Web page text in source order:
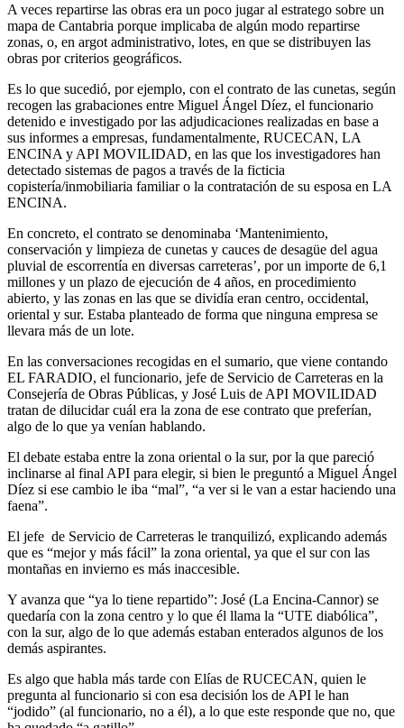
A veces repartirse las obras era un poco jugar al estratego sobre un
mapa de Cantabria porque implicaba de algún modo repartirse
zonas, o, en argot administrativo, lotes, en que se distribuyen las
obras por criterios geográficos.
Es lo que sucedió, por ejemplo, con el contrato de las cunetas, según
recogen las grabaciones entre Miguel Ángel Díez, el funcionario
detenido e investigado por las adjudicaciones realizadas en base a
sus informes a empresas, fundamentalmente, RUCECAN, LA
ENCINA y API MOVILIDAD, en las que los investigadores han
detectado sistemas de pagos a través de la ficticia
copistería/inmobiliaria familiar o la contratación de su esposa en LA
ENCINA.
En concreto, el contrato se denominaba ‘Mantenimiento,
conservación y limpieza de cunetas y cauces de desagüe del agua
pluvial de escorrentía en diversas carreteras’, por un importe de 6,1
millones y un plazo de ejecución de 4 años, en procedimiento
abierto, y las zonas en las que se dividía eran centro, occidental,
oriental y sur. Estaba planteado de forma que ninguna empresa se
llevara más de un lote.
En las conversaciones recogidas en el sumario, que viene contando
EL FARADIO, el funcionario, jefe de Servicio de Carreteras en la
Consejería de Obras Públicas, y José Luis de API MOVILIDAD
tratan de dilucidar cuál era la zona de ese contrato que preferían,
algo de lo que ya venían hablando.
El debate estaba entre la zona oriental o la sur, por la que pareció
inclinarse al final API para elegir, si bien le preguntó a Miguel Ángel
Díez si ese cambio le iba “mal”, “a ver si le van a estar haciendo una
faena”.
El jefe de Servicio de Carreteras le tranquilizó, explicando además
que es “mejor y más fácil” la zona oriental, ya que el sur con las
montañas en invierno es más inaccesible.
Y avanza que “ya lo tiene repartido”: José (La Encina-Cannor) se
quedaría con la zona centro y lo que él llama la “UTE diabólica”,
con la sur, algo de lo que además estaban enterados algunos de los
demás aspirantes.
Es algo que habla más tarde con Elías de RUCECAN, quien le
pregunta al funcionario si con esa decisión los de API le han
“jodido” (al funcionario, no a él), a lo que este responde que no, que